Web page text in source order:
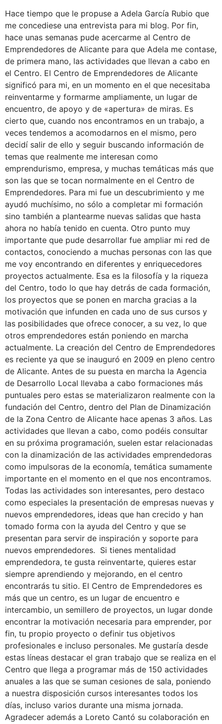
Hace tiempo que le propuse a Adela García Rubio que
me concediese una entrevista para mi blog. Por fin,
hace unas semanas pude acercarme al Centro de
Emprendedores de Alicante para que Adela me contase,
de primera mano, las actividades que llevan a cabo en
el Centro. El Centro de Emprendedores de Alicante
significó para mi, en un momento en el que necesitaba
reinventarme y formarme ampliamente, un lugar de
encuentro, de apoyo y de «apertura» de miras. Es
cierto que, cuando nos encontramos en un trabajo, a
veces tendemos a acomodarnos en el mismo, pero
decidí salir de ello y seguir buscando información de
temas que realmente me interesan como
emprendurismo, empresa, y muchas temáticas más que
son las que se tocan normalmente en el Centro de
Emprendedores. Para mi fue un descubrimiento y me
ayudó muchísimo, no sólo a completar mi formación
sino también a plantearme nuevas salidas que hasta
ahora no había tenido en cuenta. Otro punto muy
importante que pude desarrollar fue ampliar mi red de
contactos, conociendo a muchas personas con las que
me voy encontrando en diferentes y enriquecedores
proyectos actualmente. Esa es la filosofía y la riqueza
del Centro, todo lo que hay detrás de cada formación,
los proyectos que se ponen en marcha gracias a la
motivación que infunden en cada uno de sus cursos y
las posibilidades que ofrece conocer, a su vez, lo que
otros emprendedores están poniendo en marcha
actualmente. La creación del Centro de Emprendedores
es reciente ya que se inauguró en 2009 en pleno centro
de Alicante. Antes de su puesta en marcha la Agencia
de Desarrollo Local llevaba a cabo formaciones más
puntuales pero estas se materializaron realmente con la
fundación del Centro, dentro del Plan de Dinamización
de la Zona Centro de Alicante hace apenas 3 años. Las
actividades que llevan a cabo, como podéis consultar
en su próxima programación, suelen estar relacionadas
con la dinamización de las actividades emprendedoras
como impulsoras de la economía, temática sumamente
importante en el momento en el que nos encontramos.
Todas las actividades son interesantes, pero destaco
como especiales la presentación de empresas nuevas y
nuevos emprendedores, ideas que han crecido y han
tomado forma con la ayuda del Centro y que se
presentan para servir de inspiración y soporte para
nuevos emprendedores. Si tienes mentalidad
emprendedora, te gusta reinventarte, quieres estar
siempre aprendiendo y mejorando, en el centro
encontrarás tu sitio. El Centro de Emprendedores es
más que un centro, es un lugar de encuentro e
intercambio, un semillero de proyectos, un lugar donde
encontrar la motivación necesaria para emprender, por
fin, tu propio proyecto o definir tus objetivos
profesionales e incluso personales. Me gustaría desde
estas líneas destacar el gran trabajo que se realiza en el
Centro que llega a programar más de 150 actividades
anuales a las que se suman cesiones de sala, poniendo
a nuestra disposición cursos interesantes todos los
días, incluso varios durante una misma jornada.
Agradecer además a Loreto Cantó su colaboración en